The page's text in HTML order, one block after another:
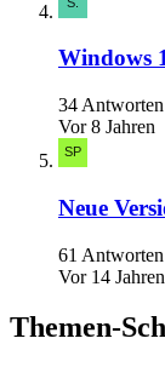
Windows
34 Antworten
Vor 8 Jahren
Neue
61 Antworten
Vor 14 Jahren
Themen-